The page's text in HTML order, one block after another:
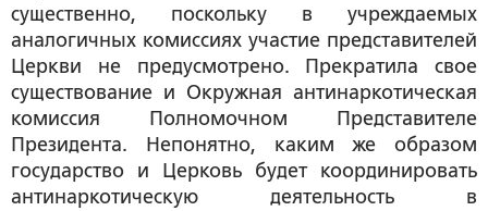
существенно, поскольку в учреждаемых
аналогичных комиссиях участие представителей
Церкви не предусмотрено. Прекратила свое
существование и Окружная антинаркотическая
комиссия Полномочном Представителе
Президента. Непонятно, каким же образом
государство и Церковь будет координировать
антинаркотическую деятельность в